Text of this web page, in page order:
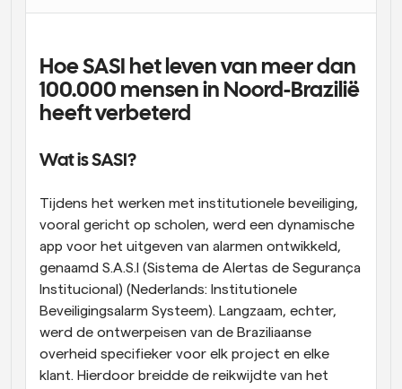
Supercharged planning met AI-gestuurde
Blog
Blijf op de hoogte van het laatste nieuws en updates
Instant Vergaderingen
Dynamische Groep Links
Boek naadloos vergaderingen met meerdere mensen
Webhooks
Ontvang een melding wanneer er iets gebeurt
Hoe SASI het leven van meer dan
100.000 mensen in Noord-Brazilië
heeft verbeterd
Wat is SASI?
Tijdens het werken met institutionele beveiliging,
vooral gericht op scholen, werd een dynamische
app voor het uitgeven van alarmen ontwikkeld,
genaamd S.A.S.I (Sistema de Alertas de Segurança
Institucional) (Nederlands: Institutionele
Beveiligingsalarm Systeem). Langzaam, echter,
werd de ontwerpeisen van de Braziliaanse
overheid specifieker voor elk project en elke
klant. Hierdoor breidde de reikwijdte van het